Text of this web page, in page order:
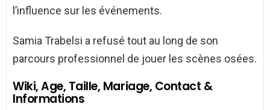
l’influence sur les événements.
Samia Trabelsi a refusé tout au long de son
parcours professionnel de jouer les scènes osées.
Wiki, Age, Taille, Mariage, Contact &
Informations